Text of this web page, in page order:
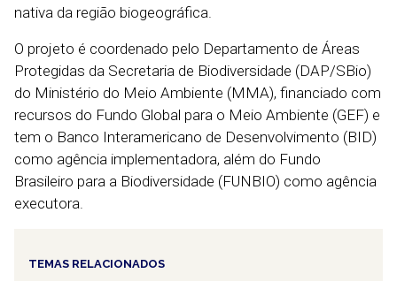
nativa da região biogeográfica.
O projeto é coordenado pelo Departamento de Áreas
Protegidas da Secretaria de Biodiversidade (DAP/SBio)
do Ministério do Meio Ambiente (MMA), financiado com
recursos do Fundo Global para o Meio Ambiente (GEF) e
tem o Banco Interamericano de Desenvolvimento (BID)
como agência implementadora, além do Fundo
Brasileiro para a Biodiversidade (FUNBIO) como agência
executora.
TEMAS RELACIONADOS